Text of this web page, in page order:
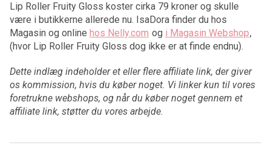
Lip Roller Fruity Gloss koster cirka 79 kroner og skulle
være i butikkerne allerede nu. IsaDora finder du hos
Magasin og online hos Nelly.com og i Magasin Webshop,
(hvor Lip Roller Fruity Gloss dog ikke er at finde endnu).
Dette indlæg indeholder et eller flere affiliate link, der giver
os kommission, hvis du køber noget. Vi linker kun til vores
foretrukne webshops, og når du køber noget gennem et
affiliate link, støtter du vores arbejde.